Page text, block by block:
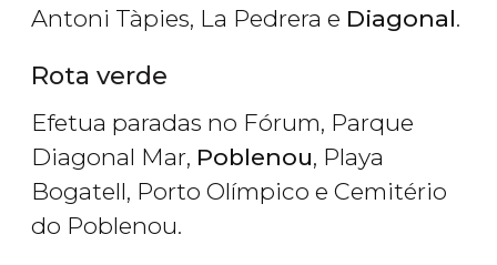
Antoni Tàpies, La Pedrera e Diagonal.
Rota verde
Efetua paradas no Fórum, Parque
Diagonal Mar, Poblenou, Playa
Bogatell, Porto Olímpico e Cemitério
do Poblenou.